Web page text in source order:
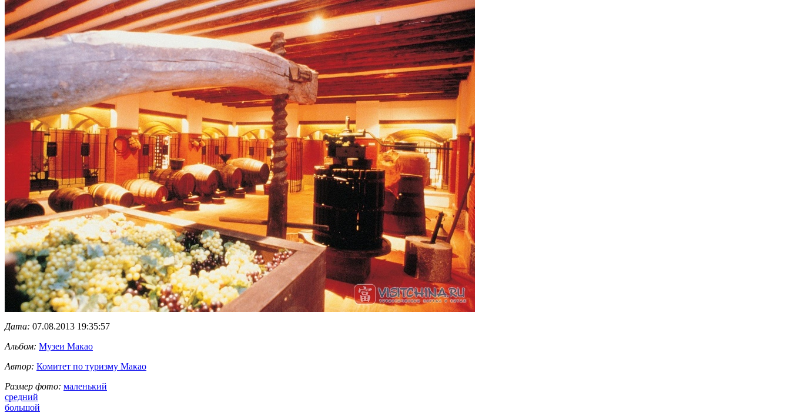
Дата: 07.08.2013 19:35:57
Альбом: Музеи Макао
Автор: Комитет по туризму Макао
Размер фото: маленький
средний
большой